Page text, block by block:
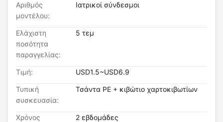
Αριθμός
μοντέλου:
Ιατρικοί σύνδεσμοι
Ελάχιστη
ποσότητα
παραγγελίας:
5 τεμ
Τιμή: USD1.5~USD6.9
Τυπική
συσκευασία:
Τσάντα PE + κιβώτιο χαρτοκιβωτίων
Χρόνος
2 εβδομάδες